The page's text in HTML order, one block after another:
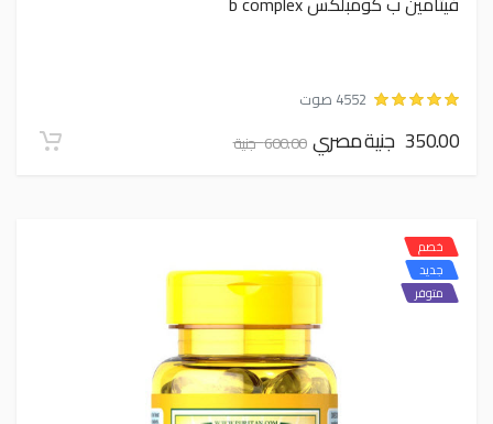
4552 صوت
350.00 جنية مصري 600.00 جنية
خصم
جديد
متوفر